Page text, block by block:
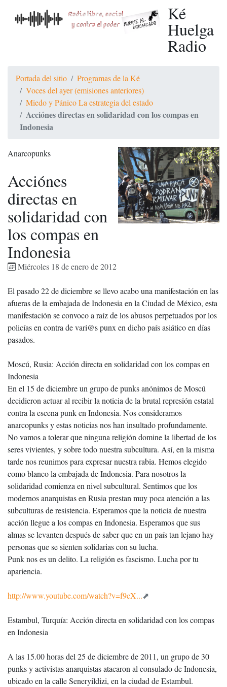
Ké
Huelga
Radio
Portada del sitio
Programas de la Ké
Voces del ayer (emisiones anteriores)
Miedo y Pánico La estrategia del estado
Acciónes directas en solidaridad con los compas en
Indonesia
Anarcopunks
Acciónes
directas en
solidaridad con
los compas en
Indonesia
Miércoles 18 de enero de 2012
El pasado 22 de diciembre se llevo acabo una manifestación en las
afueras de la embajada de Indonesia en la Ciudad de México, esta
manifestación se convoco a raíz de los abusos perpetuados por los
policías en contra de vari@s punx en dicho país asiático en días
pasados.
Moscú, Rusia: Acción directa en solidaridad con los compas en
Indonesia
En el 15 de diciembre un grupo de punks anónimos de Moscú
decidieron actuar al recibir la noticia de la brutal represión estatal
contra la escena punk en Indonesia. Nos consideramos
anarcopunks y estas noticias nos han insultado profundamente.
No vamos a tolerar que ninguna religión domine la libertad de los
seres vivientes, y sobre todo nuestra subcultura. Así, en la misma
tarde nos reunimos para expresar nuestra rabia. Hemos elegido
como blanco la embajada de Indonesia. Para nosotros la
solidaridad comienza en nivel subcultural. Sentimos que los
modernos anarquistas en Rusia prestan muy poca atención a las
subculturas de resistencia. Esperamos que la noticia de nuestra
acción llegue a los compas en Indonesia. Esperamos que sus
almas se levanten después de saber que en un país tan lejano hay
personas que se sienten solidarias con su lucha.
Punk nos es un delito. La religión es fascismo. Lucha por tu
apariencia.
http://www.youtube.com/watch?v=f9cX...
Estambul, Turquía: Acción directa en solidaridad con los compas
en Indonesia
A las 15.00 horas del 25 de diciembre de 2011, un grupo de 30
punks y activistas anarquistas atacaron al consulado de Indonesia,
ubicado en la calle Seneryildizi, en la ciudad de Estambul.